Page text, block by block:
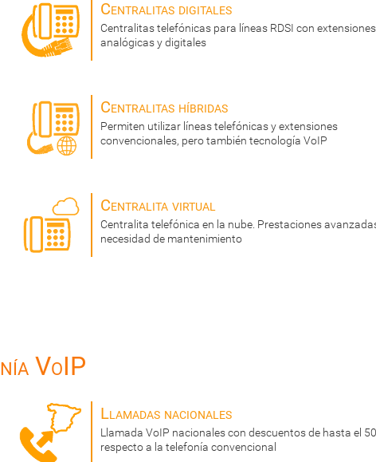
Centralitas digitales
Centralitas telefónicas para líneas RDSI con extensiones
analógicas y digitales
Centralitas híbridas
Permiten utilizar líneas telefónicas y extensiones
convencionales, pero también tecnología VoIP
Centralita virtual
Centralita telefónica en la nube. Prestaciones
necesidad de mantenimiento
VoIP
Llamadas nacionales
Llamada VoIP nacionales con descuentos de hasta el
respecto a la telefonía convencional